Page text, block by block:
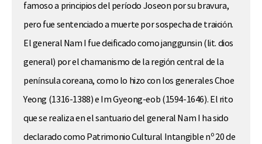
famoso a principios del período Joseon por su bravura,
pero fue sentenciado a muerte por sospecha de traición.
El general Nam I fue deificado como janggunsin (lit. dios
general) por el chamanismo de la región central de la
península coreana, como lo hizo con los generales Choe
Yeong (1316-1388) e Im Gyeong-eob (1594-1646). El rito
que se realiza en el santuario del general Nam I ha sido
declarado como Patrimonio Cultural Intangible nº 20 de